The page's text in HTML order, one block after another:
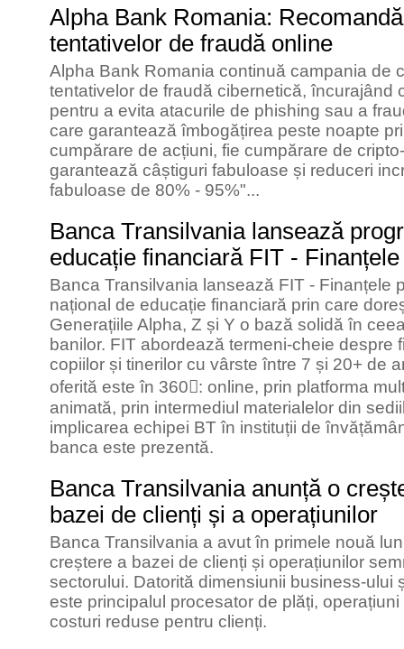
Alpha Bank Romania:
tentativelor de fraudă online
Alpha Bank Romania continuă campania de
tentativelor de fraudă cibernetică, încurajând
pentru a evita atacurile de phishing sau a
care garantează îmbogățirea peste noapte
cumpărare de acțiuni, fie cumpărare de
garantează câștiguri fabuloase și reduceri
fabuloase de 80% - 95%"...
Banca Transilvania lansează
educație financiară FIT -
Banca Transilvania lansează FIT - Finanțele
național de educație financiară prin care
Generațiile Alpha, Z și Y o bază solidă în
banilor. FIT abordează termeni-cheie despre
copiilor și tinerilor cu vârste între 7 și 20+ de
oferită este în 360: online, prin platforma
animată, prin intermediul materialelor din
implicarea echipei BT în instituții de
banca este prezentă.
Banca Transilvania anunță o
bazei de clienți și a operațiunilor
Banca Transilvania a avut în primele nouă
creștere a bazei de clienți și operațiunilor
sectorului. Datorită dimensiunii business-ului
este principalul procesator de plăți,
costuri reduse pentru clienți.